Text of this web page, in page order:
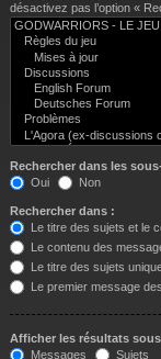
désactivez pas l’option «
Rechercher dans les
Oui
Non
Rechercher dans :
Le titre des sujets et le
Le contenu des
Le titre des sujets
Le premier message
Afficher les résultats
Messages
Sujets